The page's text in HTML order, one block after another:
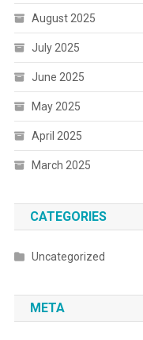
August 2025
July 2025
June 2025
May 2025
April 2025
March 2025
CATEGORIES
Uncategorized
META